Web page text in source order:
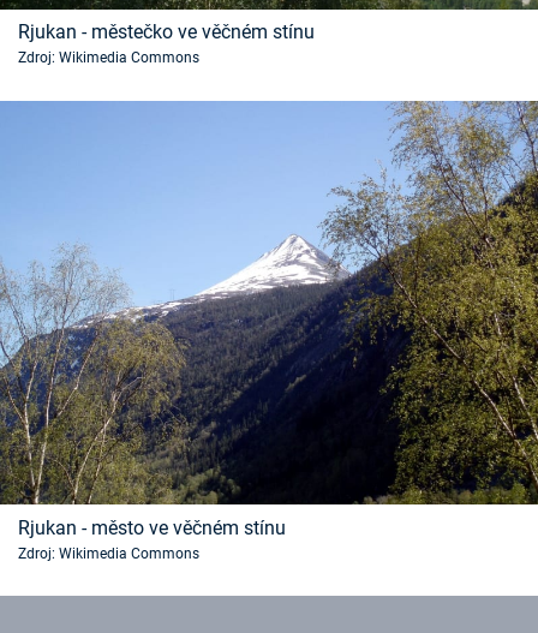
Časopis
Sledujte nás
Rjukan - městečko ve věčném stínu
Zdroj: Wikimedia Commons
Rjukan - město ve věčném stínu
Zdroj: Wikimedia Commons